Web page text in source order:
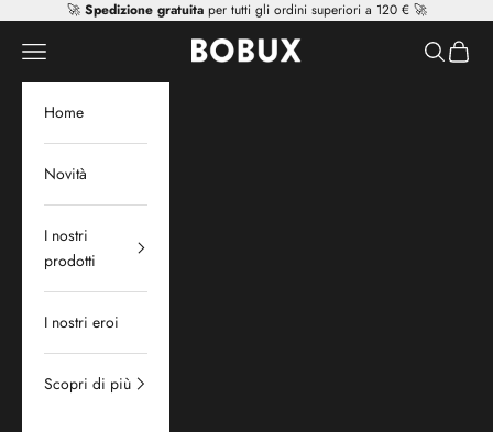
Vai al contenuto
🚀 Spedizione gratuitaper tutti gli ordini superiori a 120 € 🚀
Mr Tiggle - Distributor
Apri il menu di navigazione Mostra il
Home
Novità
I nostri
prodotti
I nostri eroi
Scopri di più